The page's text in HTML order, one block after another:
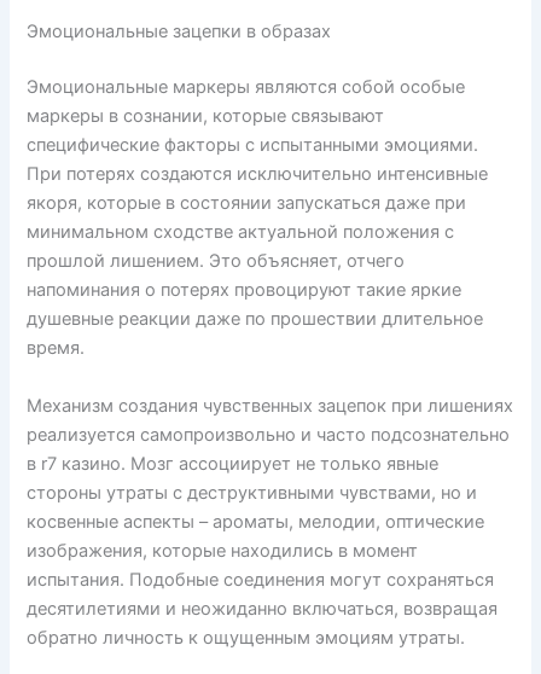
Эмоциональные зацепки в образах
Эмоциональные маркеры являются собой особые
маркеры в сознании, которые связывают
специфические факторы с испытанными эмоциями.
При потерях создаются исключительно интенсивные
якоря, которые в состоянии запускаться даже при
минимальном сходстве актуальной положения с
прошлой лишением. Это объясняет, отчего
напоминания о потерях провоцируют такие яркие
душевные реакции даже по прошествии длительное
время.
Механизм создания чувственных зацепок при лишениях
реализуется самопроизвольно и часто подсознательно
в r7 казино. Мозг ассоциирует не только явные
стороны утраты с деструктивными чувствами, но и
косвенные аспекты – ароматы, мелодии, оптические
изображения, которые находились в момент
испытания. Подобные соединения могут сохраняться
десятилетиями и неожиданно включаться, возвращая
обратно личность к ощущенным эмоциям утраты.